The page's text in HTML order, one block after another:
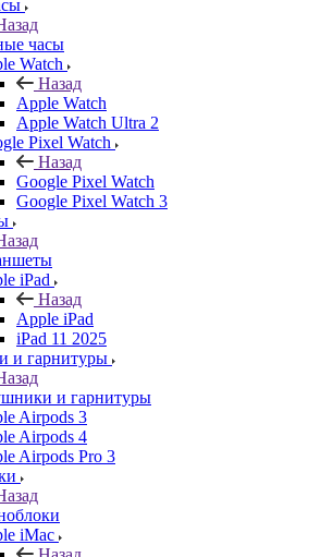
часы
Watch
Назад
Apple Watch
Apple Watch Ultra 2
Pixel Watch
Назад
Google Pixel Watch
Google Pixel Watch 3
iPad
Назад
Apple iPad
iPad 11 2025
и гарнитуры
и гарнитуры
Airpods 3
Airpods 4
Airpods Pro 3
iMac